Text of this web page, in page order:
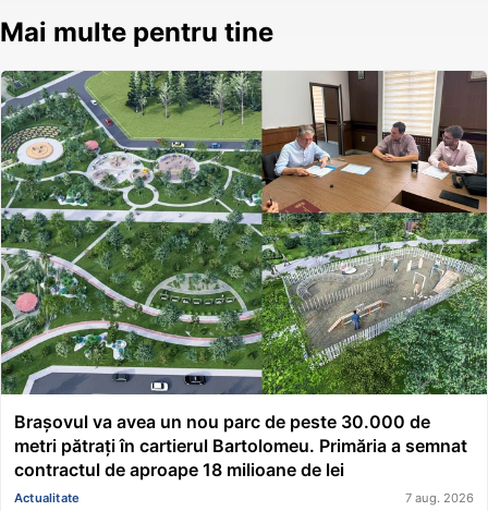
Mai multe pentru tine
Brașovul va avea un nou parc de peste 30.000 de
metri pătrați în cartierul Bartolomeu. Primăria a semnat
contractul de aproape 18 milioane de lei
Actualitate 7 aug. 2026